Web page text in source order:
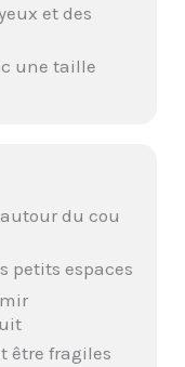
et des
une taille
du cou
petits espaces
être fragiles